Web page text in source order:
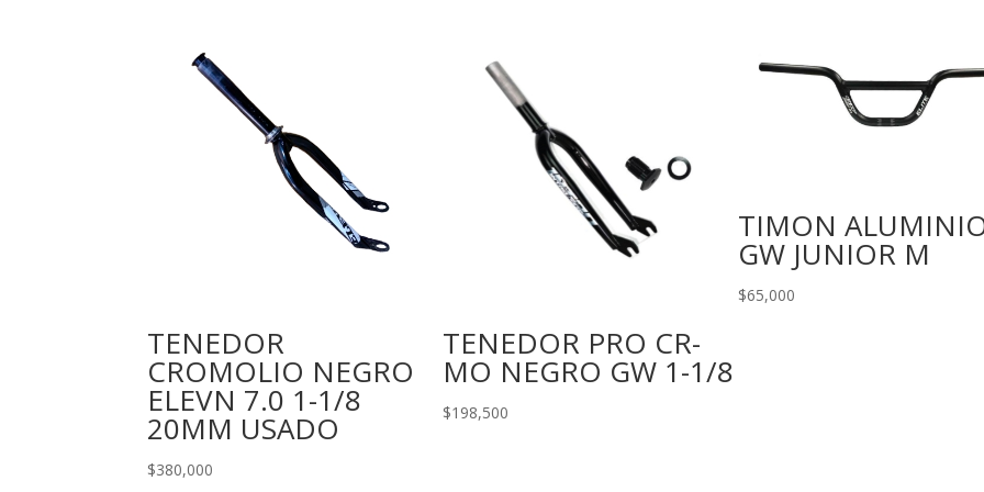
TENEDOR
CROMOLIO NEGRO
ELEVN 7.0 1-1/8
20MM USADO
$380,000
TENEDOR PRO CR-
MO NEGRO GW 1-1/8
$198,500
TIMON
GW JUNIOR M
$65,000